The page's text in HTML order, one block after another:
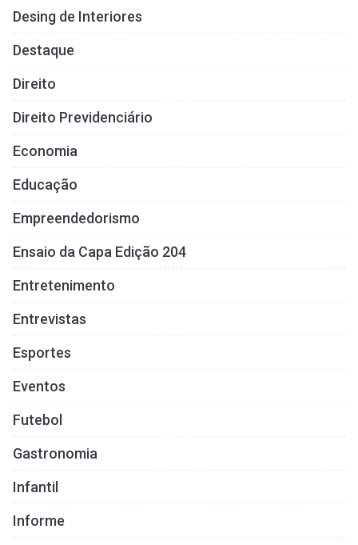
Desing de Interiores
Destaque
Direito
Direito Previdenciário
Economia
Educação
Empreendedorismo
Ensaio da Capa Edição 204
Entretenimento
Entrevistas
Esportes
Eventos
Futebol
Gastronomia
Infantil
Informe